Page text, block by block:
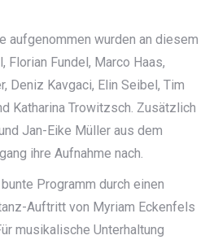
aufgenommen wurden an diesem
Florian Fundel, Marco Haas,
Deniz Kavgaci, Elin Seibel, Tim
Katharina Trowitzsch. Zusätzlich
Jan-Eike Müller aus dem
ihre Aufnahme nach.
Programm durch einen
Auftritt von Myriam Eckenfels
musikalische Unterhaltung